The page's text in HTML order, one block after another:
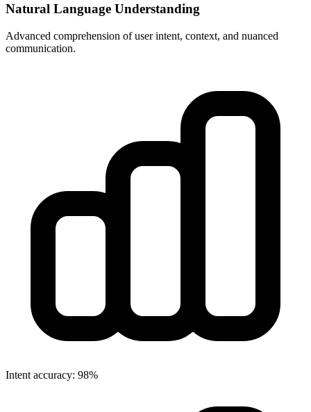
Natural Language Understanding
Advanced comprehension of user intent, context, and nuanced
communication.
Intent accuracy: 98%